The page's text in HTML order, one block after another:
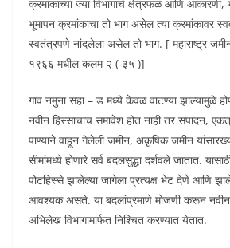
क्रमांकाच्या ज्या विभागाचे क्षेत्रफळ आणि
भूमापन क्रमांकाचा तो भाग असेल त्या क्रमांकावर
स्वतंत्रपणे नांदलेला असेल तो भाग. [ महाराष्ट्र
१९६६ मधील कलम २ ( ३५ )]
गाव नमुना सहा – ड मध्ये केवळ वाटण्या झाल्यामुळे
नवीन हिस्साचाच समावेश होत नाही तर संपादन,
पाण्याने वाहून गेलेली जमीन, अकृषिक जमीन
सीमांमध्ये होणारे सर्व बदलसुद्धा दर्शवले जातात.
पोटहिस्से झालेल्या जागेला प्रत्यक्ष भेट देणे आणि
आवश्यक असते. या बदलांप्रमाणे मोजणी करून नवीन
अभिलेख विभागामार्फत निश्चित करण्यात येतात.